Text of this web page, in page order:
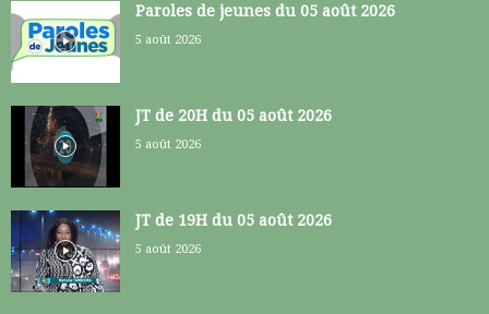
Paroles de jeunes du 05 août 2026
5 août 2026
JT de 20H du 05 août 2026
5 août 2026
JT de 19H du 05 août 2026
5 août 2026